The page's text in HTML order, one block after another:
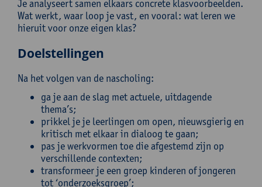
Je analyseert samen elkaars concrete klasvoorbeelden.
Wat werkt, waar loop je vast, en vooral: wat leren we
hieruit voor onze eigen klas?
Doelstellingen
Na het volgen van de nascholing:
ga je aan de slag met actuele, uitdagende
thema’s;
prikkel je je leerlingen om open, nieuwsgierig en
kritisch met elkaar in dialoog te gaan;
pas je werkvormen toe die afgestemd zijn op
verschillende contexten;
transformeer je een groep kinderen of jongeren
tot ‘onderzoeksgroep’;